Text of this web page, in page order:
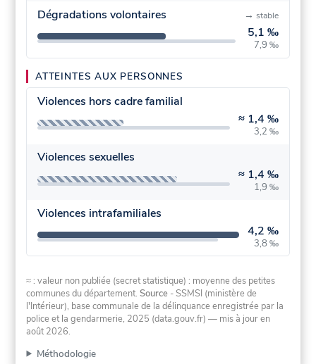
Dégradations volontaires
5,1 ‰
7,9 ‰
→ stable
ATTEINTES AUX PERSONNES
Violences hors cadre familial
≈ 1,4 ‰
3,2 ‰
Violences sexuelles
≈ 1,4 ‰
1,9 ‰
Violences intrafamiliales
4,2 ‰
3,8 ‰
≈ : valeur non publiée (secret statistique) : moyenne des petites
communes du département.Source - SSMSI (ministère de
l'Intérieur), base communale de la délinquance enregistrée par la
police et la gendarmerie, 2025 (data.gouv.fr) — mis à jour en
août 2026.
Méthodologie